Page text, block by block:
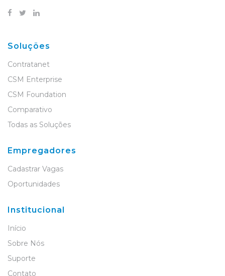
Soluções
Contratanet
CSM Enterprise
CSM Foundation
Comparativo
Todas as Soluções
Empregadores
Cadastrar Vagas
Oportunidades
Institucional
Início
Sobre Nós
Suporte
Contato